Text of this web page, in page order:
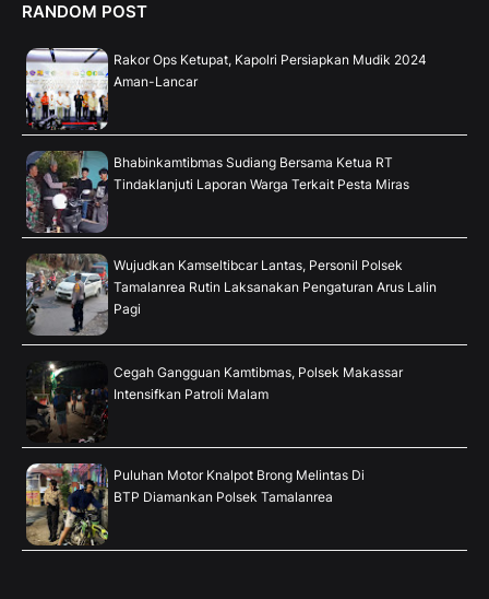
RANDOM POST
Rakor Ops Ketupat, Kapolri Persiapkan Mudik 2024
Aman-Lancar
Bhabinkamtibmas Sudiang Bersama Ketua RT
Tindaklanjuti Laporan Warga Terkait Pesta Miras
Wujudkan Kamseltibcar Lantas, Personil Polsek
Tamalanrea Rutin Laksanakan Pengaturan Arus Lalin
Pagi
Cegah Gangguan Kamtibmas, Polsek Makassar
Intensifkan Patroli Malam
Puluhan Motor Knalpot Brong Melintas Di
BTP Diamankan Polsek Tamalanrea